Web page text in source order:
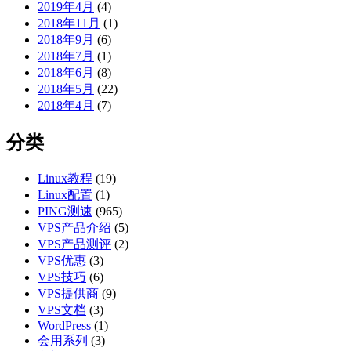
2019年4月 (4)
2018年11月 (1)
2018年9月 (6)
2018年7月 (1)
2018年6月 (8)
2018年5月 (22)
2018年4月 (7)
分类
Linux教程 (19)
Linux配置 (1)
PING测速 (965)
VPS产品介绍 (5)
VPS产品测评 (2)
VPS优惠 (3)
VPS技巧 (6)
VPS提供商 (9)
VPS文档 (3)
WordPress (1)
会用系列 (3)